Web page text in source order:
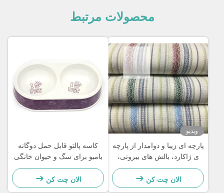
محصولات مرتبط
ویدیو
پارچه ای زیبا و دوامدار از پارچه
ی ژاکارد، بالش های بیرونی،
پارچه ی چتر
الان چت کن
کاسه پالتو قابل حمل دوگانه
بامبو برای سگ و حیوان خانگی
سازگار با محیط زیست
الان چت کن